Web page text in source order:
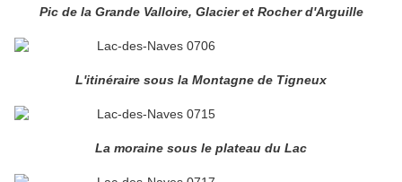
Pic de la Grande Valloire, Glacier et Rocher d'Arguille
L'itinéraire sous la Montagne de Tigneux
La moraine sous le plateau du Lac